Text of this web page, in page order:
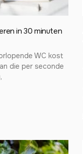
in 30 minuten
WC kost
die per seconde